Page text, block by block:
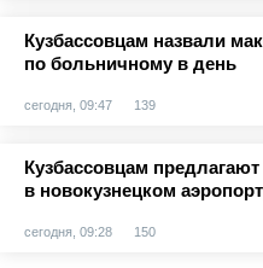
Кузбассовцам назвали
по больничному в день
сегодня, 09:47 139
Кузбассовцам
в новокузнецком
сегодня, 09:28 150